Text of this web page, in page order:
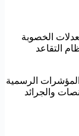
الخصوبة
بفعالية في تمويل نظام التقاعد
المؤشرات الرسمية
المنصات والجرائد